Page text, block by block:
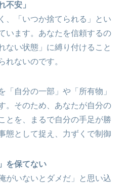
不安」
、「いつか捨てられる」とい
います。あなたを信頼するの
ない状態」に縛り付けること
れないのです。
「自分の一部」や「所有物」
。そのため、あなたが自分の
とを、まるで自分の手足が勝
態として捉え、力ずくで制御
を保てない
がいないとダメだ」と思い込